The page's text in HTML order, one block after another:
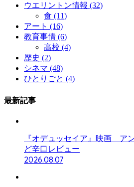
ウエリントン情報 (32)
食 (11)
アート (16)
教育事情 (6)
高校 (4)
歴史 (2)
シネマ (48)
ひとりごと (4)
最新記事
『オデュッセイア』映画 ア
ど辛口レビュー
2026.08.07